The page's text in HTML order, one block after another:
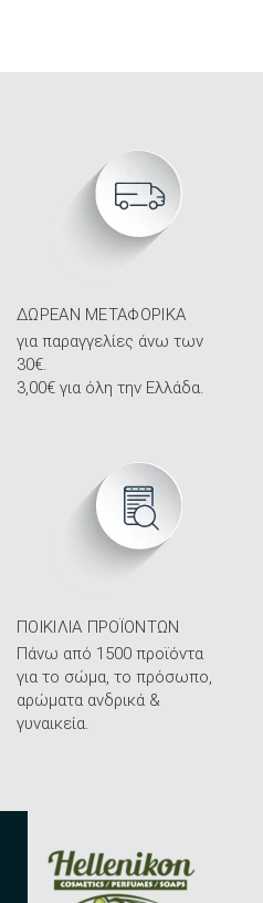
ΔΩΡΕΆΝ ΜΕΤΑΦΟΡΙΚΆ
για παραγγελίες άνω των
30€.
3,00€ για όλη την Ελλάδα.
ΠΟΙΚΙΛΊΑ ΠΡΟΪΌΝΤΩΝ
Πάνω από 1500 προϊόντα
για το σώμα, το πρόσωπο,
αρώματα ανδρικά &
γυναικεία.